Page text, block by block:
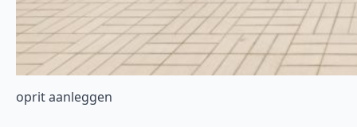
oprit aanleggen